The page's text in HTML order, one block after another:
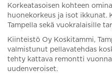
Korkeatasoisen kohteen
huonekorkeus ja isot ikkunat.
Tampella sekä vuokralaisille
Kiinteistö Oy Koskitammi,
valmistunut pellavatehdas
tehty kattava remontti
uudenveroiset.